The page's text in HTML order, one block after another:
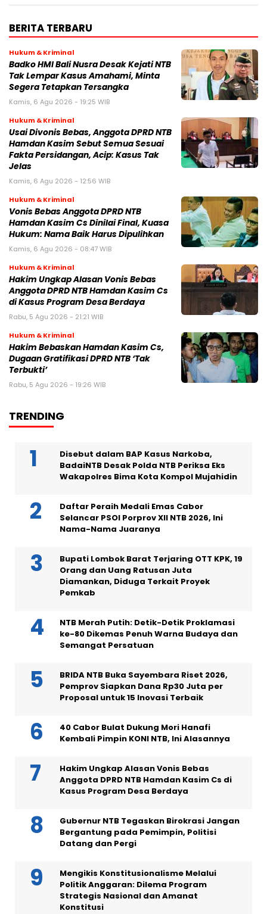
BERITA TERBARU
Hukum & Kriminal
Badko HMI Bali Nusra Desak Kejati NTB
Tak Lempar Kasus Amahami, Minta
Segera Tetapkan Tersangka
Kamis, 6 Agu 2026 - 19:25 WIB
Hukum & Kriminal
Usai Divonis Bebas, Anggota DPRD NTB
Hamdan Kasim Sebut Semua Sesuai
Fakta Persidangan, Acip: Kasus Tak
Jelas
Kamis, 6 Agu 2026 - 12:56 WIB
Hukum & Kriminal
Vonis Bebas Anggota DPRD NTB
Hamdan Kasim Cs Dinilai Final, Kuasa
Hukum: Nama Baik Harus Dipulihkan
Kamis, 6 Agu 2026 - 08:47 WIB
Hukum & Kriminal
Hakim Ungkap Alasan Vonis Bebas
Anggota DPRD NTB Hamdan Kasim Cs
di Kasus Program Desa Berdaya
Rabu, 5 Agu 2026 - 21:21 WIB
Hukum & Kriminal
Hakim Bebaskan Hamdan Kasim Cs,
Dugaan Gratifikasi DPRD NTB ‘Tak
Terbukti’
Rabu, 5 Agu 2026 - 19:26 WIB
TRENDING
Disebut dalam BAP Kasus Narkoba,
BadaiNTB Desak Polda NTB Periksa Eks
Wakapolres Bima Kota Kompol Mujahidin
Daftar Peraih Medali Emas Cabor
Selancar PSOI Porprov XII NTB 2026, Ini
Nama-Nama Juaranya
Bupati Lombok Barat Terjaring OTT KPK, 19
Orang dan Uang Ratusan Juta
Diamankan, Diduga Terkait Proyek
Pemkab
NTB Merah Putih: Detik-Detik Proklamasi
ke-80 Dikemas Penuh Warna Budaya dan
Semangat Persatuan
BRIDA NTB Buka Sayembara Riset 2026,
Pemprov Siapkan Dana Rp30 Juta per
Proposal untuk 15 Inovasi Terbaik
40 Cabor Bulat Dukung Mori Hanafi
Kembali Pimpin KONI NTB, Ini Alasannya
Hakim Ungkap Alasan Vonis Bebas
Anggota DPRD NTB Hamdan Kasim Cs di
Kasus Program Desa Berdaya
Gubernur NTB Tegaskan Birokrasi Jangan
Bergantung pada Pemimpin, Politisi
Datang dan Pergi
Mengikis Konstitusionalisme Melalui
Politik Anggaran: Dilema Program
Strategis Nasional dan Amanat
Konstitusi